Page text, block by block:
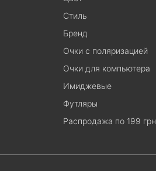
Стиль
Бренд
Очки с поляризацией
Очки для компьютера
Имиджевые
Футляры
Распродажа по 199 грн